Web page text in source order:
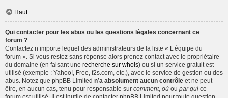
Haut
Qui contacter pour les abus ou les questions légales concernant ce
forum ?
Contactez n’importe lequel des administrateurs de la liste « L’équipe du
forum ». Si vous restez sans réponse alors prenez contact avec le propriétaire
du domaine (en faisant une recherche sur whois) ou si un service gratuit est
utilisé (exemple : Yahoo!, Free, f2s.com, etc.), avec le service de gestion ou des
abus. Notez que phpBB Limited n’a absolument aucun contrôle et ne peut
être, en aucun cas, tenu pour responsable sur comment, où ou par qui ce